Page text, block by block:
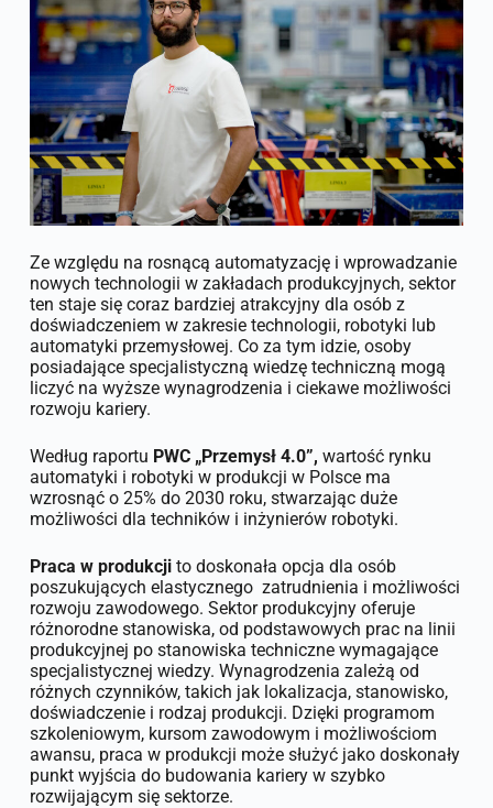
Ze względu na rosnącą automatyzację i wprowadzanie
nowych technologii w zakładach produkcyjnych, sektor
ten staje się coraz bardziej atrakcyjny dla osób z
doświadczeniem w zakresie technologii, robotyki lub
automatyki przemysłowej. Co za tym idzie, osoby
posiadające specjalistyczną wiedzę techniczną mogą
liczyć na wyższe wynagrodzenia i ciekawe możliwości
rozwoju kariery.
Według raportu PWC „Przemysł 4.0”, wartość rynku
automatyki i robotyki w produkcji w Polsce ma
wzrosnąć o 25% do 2030 roku, stwarzając duże
możliwości dla techników i inżynierów robotyki.
Praca w produkcjito doskonała opcja dla osób
poszukujących elastycznego zatrudnienia i możliwości
rozwoju zawodowego. Sektor produkcyjny oferuje
różnorodne stanowiska, od podstawowych prac na linii
produkcyjnej po stanowiska techniczne wymagające
specjalistycznej wiedzy. Wynagrodzenia zależą od
różnych czynników, takich jak lokalizacja, stanowisko,
doświadczenie i rodzaj produkcji. Dzięki programom
szkoleniowym, kursom zawodowym i możliwościom
awansu, praca w produkcji może służyć jako doskonały
punkt wyjścia do budowania kariery w szybko
rozwijającym się sektorze.